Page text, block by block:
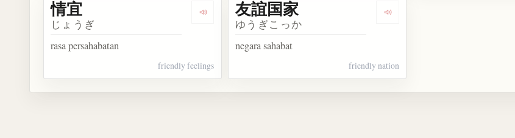
Dengarkan kosakata 情宜
情宜
じょうぎ
rasa persahabatan
friendly feelings
Dengarkan kosakata 友誼国家
友誼国家
ゆうぎこっか
negara sahabat
friendly nation